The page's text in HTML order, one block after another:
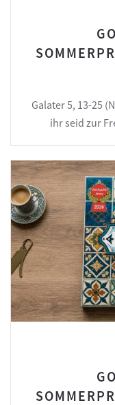
Galater 5, 13-25
ihr seid zur